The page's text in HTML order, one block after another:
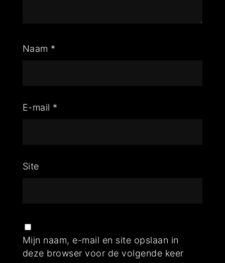
Naam *
E-mail *
Site
Mijn naam, e-mail en site opslaan in
deze browser voor de volgende keer